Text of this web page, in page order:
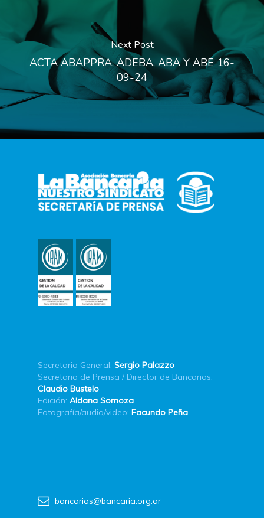
Next Post
ACTA ABAPPRA, ADEBA, ABA Y ABE 16-
09-24
Secretario General: Sergio Palazzo
Secretario de Prensa / Director de Bancarios:
Claudio Bustelo
Edición: Aldana Somoza
Fotografía/audio/video: Facundo Peña
bancarios@bancaria.org.ar